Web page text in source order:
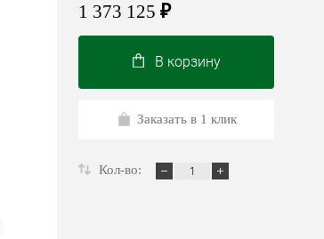
1 373 125 ₽
В корзину
Заказать в 1 клик
Кол-во: